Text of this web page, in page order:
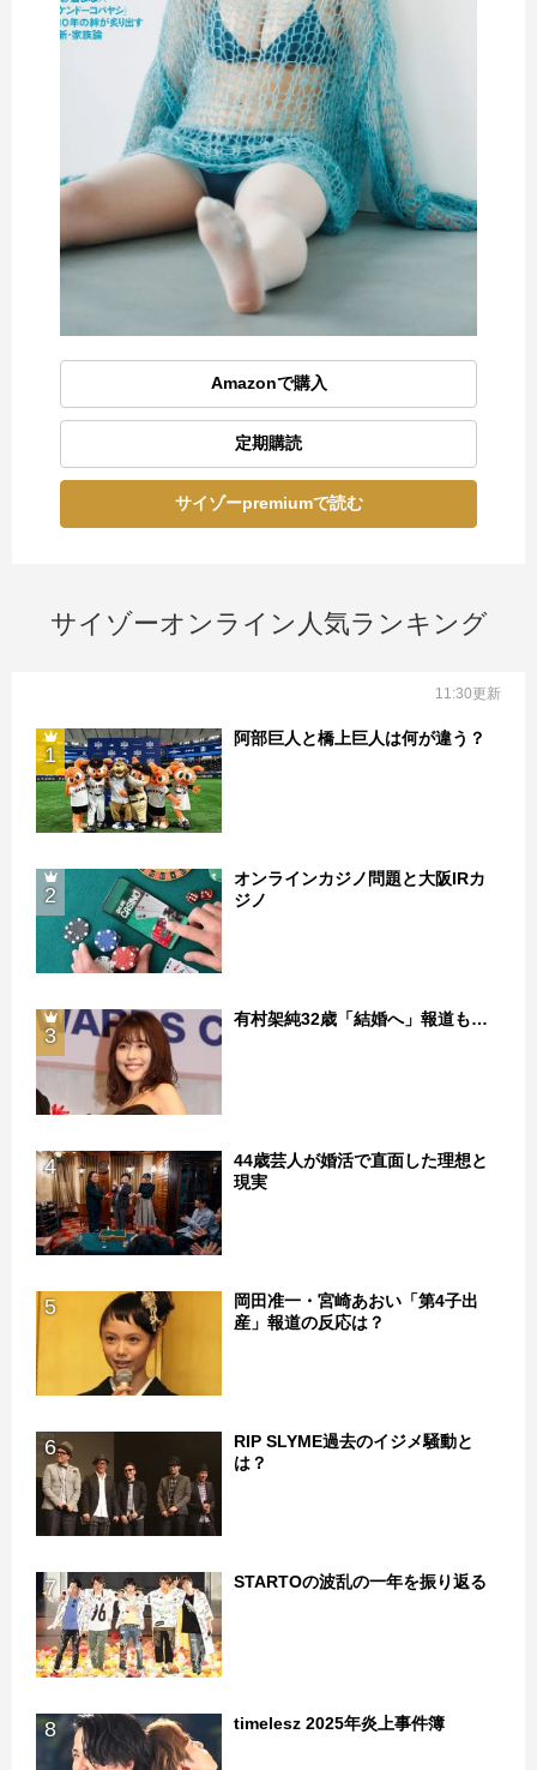
Amazonで購入
定期購読
サイゾーpremiumで読む
サイゾーオンライン人気ランキング
11:30更新
1
阿部巨人と橋上巨人は何が違う？
2
オンラインカジノ問題と大阪IRカ
ジノ
3
有村架純32歳「結婚へ」報道も…
4
44歳芸人が婚活で直面した理想と
現実
5
岡田准一・宮崎あおい「第4子出
産」報道の反応は？
6
RIP SLYME過去のイジメ騒動と
は？
7 STARTOの波乱の一年を振り返る
8 timelesz 2025年炎上事件簿